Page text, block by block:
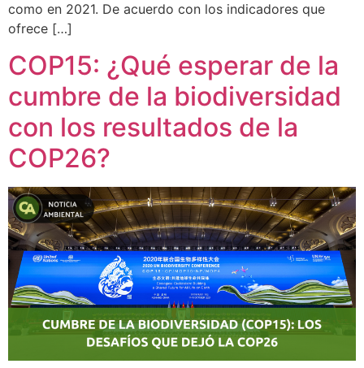
como en 2021. De acuerdo con los indicadores que
ofrece […]
COP15: ¿Qué esperar de la
cumbre de la biodiversidad
con los resultados de la
COP26?